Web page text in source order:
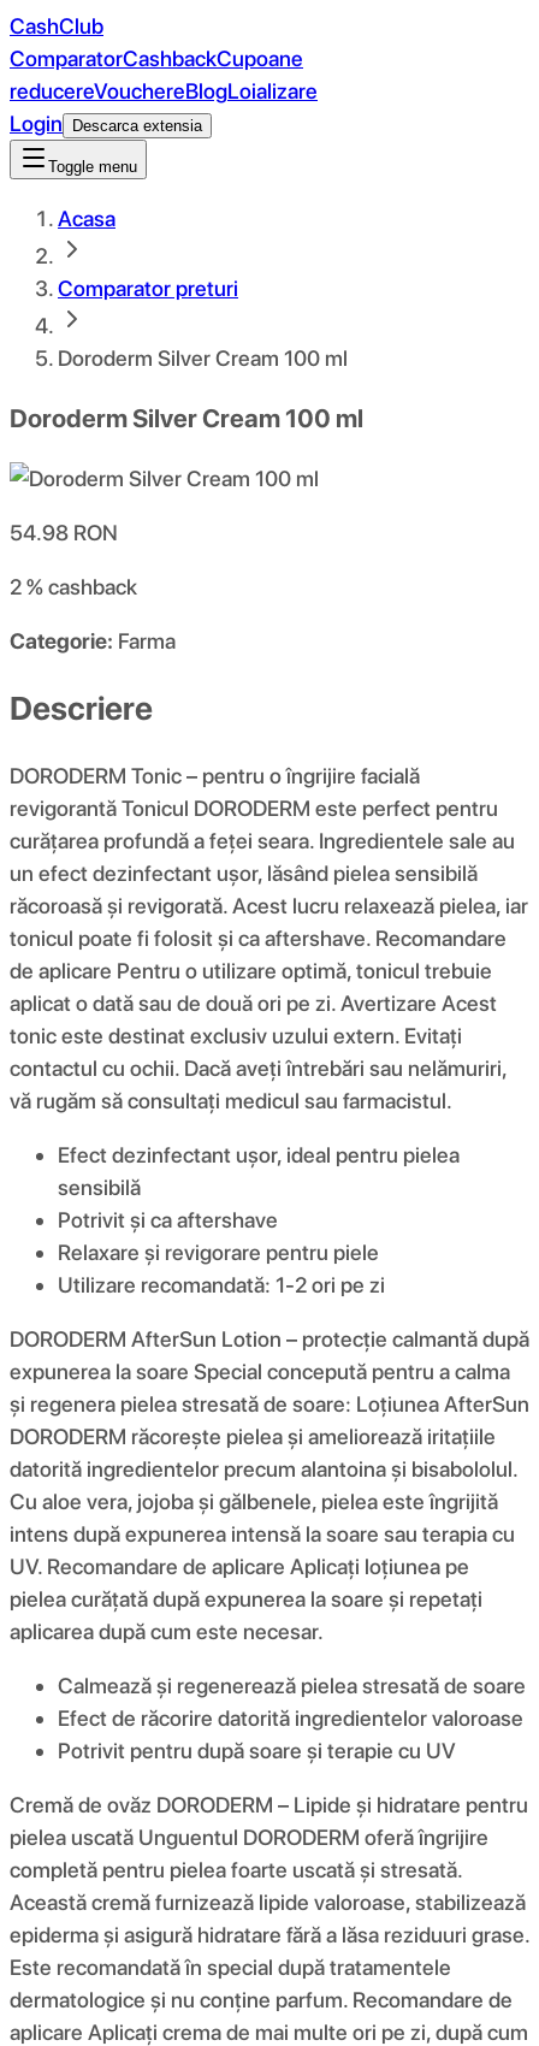
CashClub
ComparatorCashbackCupoane
reducereVouchereBlogLoializare
Login
Descarca extensia
Toggle menu
Acasa
Comparator preturi
Doroderm Silver Cream 100 ml
Doroderm Silver Cream 100 ml
54.98 RON
2 %cashback
Categorie: Farma
Descriere
DORODERM Tonic – pentru o îngrijire facială
revigorantă Tonicul DORODERM este perfect pentru
curățarea profundă a feței seara. Ingredientele sale au
un efect dezinfectant ușor, lăsând pielea sensibilă
răcoroasă și revigorată. Acest lucru relaxează pielea, iar
tonicul poate fi folosit și ca aftershave. Recomandare
de aplicare Pentru o utilizare optimă, tonicul trebuie
aplicat o dată sau de două ori pe zi. Avertizare Acest
tonic este destinat exclusiv uzului extern. Evitați
contactul cu ochii. Dacă aveți întrebări sau nelămuriri,
vă rugăm să consultați medicul sau farmacistul.
Efect dezinfectant ușor, ideal pentru pielea
sensibilă
Potrivit și ca aftershave
Relaxare și revigorare pentru piele
Utilizare recomandată: 1-2 ori pe zi
DORODERM AfterSun Lotion – protecție calmantă după
expunerea la soare Special concepută pentru a calma
și regenera pielea stresată de soare: Loțiunea AfterSun
DORODERM răcorește pielea și ameliorează iritațiile
datorită ingredientelor precum alantoina și bisabololul.
Cu aloe vera, jojoba și gălbenele, pielea este îngrijită
intens după expunerea intensă la soare sau terapia cu
UV. Recomandare de aplicare Aplicați loțiunea pe
pielea curățată după expunerea la soare și repetați
aplicarea după cum este necesar.
Calmează și regenerează pielea stresată de soare
Efect de răcorire datorită ingredientelor valoroase
Potrivit pentru după soare și terapie cu UV
Cremă de ovăz DORODERM – Lipide și hidratare pentru
pielea uscată Unguentul DORODERM oferă îngrijire
completă pentru pielea foarte uscată și stresată.
Această cremă furnizează lipide valoroase, stabilizează
epiderma și asigură hidratare fără a lăsa reziduuri grase.
Este recomandată în special după tratamentele
dermatologice și nu conține parfum. Recomandare de
aplicare Aplicați crema de mai multe ori pe zi, după cum